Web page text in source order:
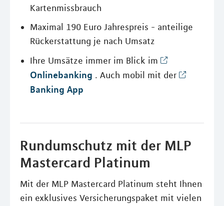
Kartenmissbrauch
Maximal 190 Euro Jahrespreis - anteilige
Rückerstattung je nach Umsatz
Ihre Umsätze immer im Blick im
Onlinebanking . Auch mobil mit der
Banking App
Rundumschutz mit der MLP
Mastercard Platinum
Mit der MLP Mastercard Platinum steht Ihnen
ein exklusives Versicherungspaket mit vielen